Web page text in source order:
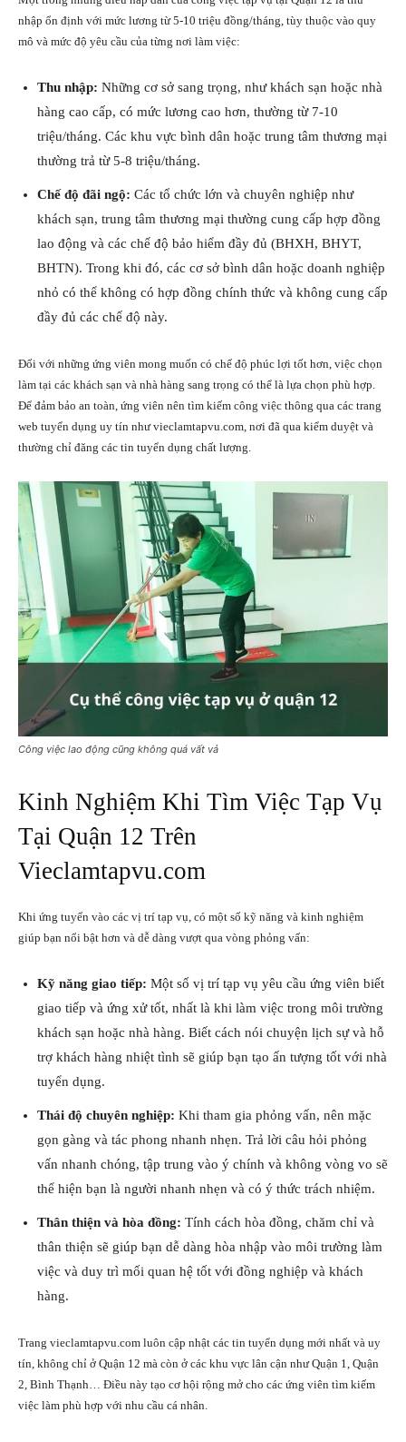
nhập ổn định với mức lương từ 5-10 triệu đồng/tháng, tùy thuộc vào quy
mô và mức độ yêu cầu của từng nơi làm việc:
Thu nhập: Những cơ sở sang trọng, như khách sạn hoặc nhà
hàng cao cấp, có mức lương cao hơn, thường từ 7-10
triệu/tháng. Các khu vực bình dân hoặc trung tâm thương mại
thường trả từ 5-8 triệu/tháng.
Chế độ đãi ngộ: Các tổ chức lớn và chuyên nghiệp như
khách sạn, trung tâm thương mại thường cung cấp hợp đồng
lao động và các chế độ bảo hiểm đầy đủ (BHXH, BHYT,
BHTN). Trong khi đó, các cơ sở bình dân hoặc doanh nghiệp
nhỏ có thể không có hợp đồng chính thức và không cung cấp
đầy đủ các chế độ này.
Đối với những ứng viên mong muốn có chế độ phúc lợi tốt hơn, việc chọn
làm tại các khách sạn và nhà hàng sang trọng có thể là lựa chọn phù hợp.
Để đảm bảo an toàn, ứng viên nên tìm kiếm công việc thông qua các trang
web tuyển dụng uy tín như vieclamtapvu.com, nơi đã qua kiểm duyệt và
thường chỉ đăng các tin tuyển dụng chất lượng.
Công việc lao động cũng không quá vất vả
Kinh Nghiệm Khi Tìm Việc Tạp Vụ
Tại Quận 12 Trên
Vieclamtapvu.com
Khi ứng tuyển vào các vị trí tạp vụ, có một số kỹ năng và kinh nghiệm
giúp bạn nổi bật hơn và dễ dàng vượt qua vòng phỏng vấn:
Kỹ năng giao tiếp: Một số vị trí tạp vụ yêu cầu ứng viên biết
giao tiếp và ứng xử tốt, nhất là khi làm việc trong môi trường
khách sạn hoặc nhà hàng. Biết cách nói chuyện lịch sự và hỗ
trợ khách hàng nhiệt tình sẽ giúp bạn tạo ấn tượng tốt với nhà
tuyển dụng.
Thái độ chuyên nghiệp: Khi tham gia phỏng vấn, nên mặc
gọn gàng và tác phong nhanh nhẹn. Trả lời câu hỏi phỏng
vấn nhanh chóng, tập trung vào ý chính và không vòng vo sẽ
thể hiện bạn là người nhanh nhẹn và có ý thức trách nhiệm.
Thân thiện và hòa đồng: Tính cách hòa đồng, chăm chỉ và
thân thiện sẽ giúp bạn dễ dàng hòa nhập vào môi trường làm
việc và duy trì mối quan hệ tốt với đồng nghiệp và khách
hàng.
Trang vieclamtapvu.com luôn cập nhật các tin tuyển dụng mới nhất và uy
tín, không chỉ ở Quận 12 mà còn ở các khu vực lân cận như Quận 1, Quận
2, Bình Thạnh… Điều này tạo cơ hội rộng mở cho các ứng viên tìm kiếm
việc làm phù hợp với nhu cầu cá nhân.